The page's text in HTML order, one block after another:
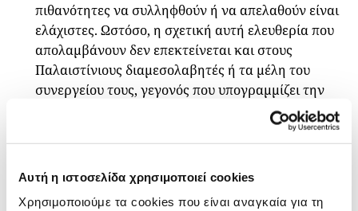
Αυτή η ιστοσελίδα χρησιμοποιεί cookies
Χρησιμοποιούμε τα cookies που είναι αναγκαία για τη
πιθανότητες να συλληφθούν ή να απελαθούν είναι
ελάχιστες. Ωστόσο, η σχετική αυτή ελευθερία που
απολαμβάνουν δεν επεκτείνεται και στους
Παλαιστίνιους διαμεσολαβητές ή τα μέλη του
συνεργείου τους, γεγονός που υπογραμμίζει την
ανάγκη να ληφθεί ιδιαίτερη μέριμνα για την
ασφάλεια και την προστασία των τελευταίων.
ποια είναι εκείνα που μπορεί να
δημιουργήσουν προβλήματα;